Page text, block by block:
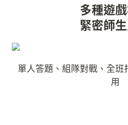
多種遊
緊密師
單人答題、組隊對戰、全
用